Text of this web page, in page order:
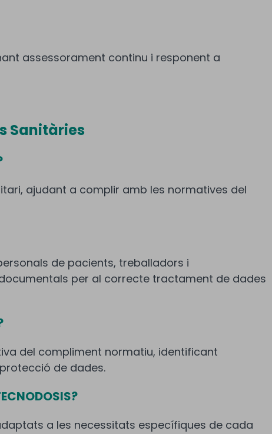
assessorament continu i responent a
Sanitàries
ajudant a complir amb les normatives del
de pacients, treballadors i
per al correcte tractament de dades
del compliment normatiu, identificant
de dades.
a les necessitats específiques de cada